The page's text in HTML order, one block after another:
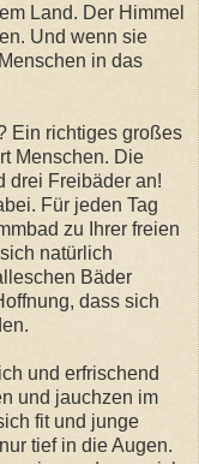
Land. Der Himmel
Und wenn sie
in das
Ein richtiges großes
Menschen. Die
drei Freibäder an!
Für jeden Tag
zu Ihrer freien
natürlich
Bäder
dass sich
und erfrischend
und jauchzen im
fit und junge
tief in die Augen.